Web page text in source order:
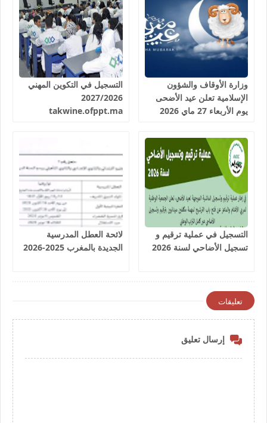
وزارة الأوقاف والشؤون
الإسلامية تعلن عيد الأضحى
يوم الأربعاء 27 ماي 2026
التسجيل في التكوين المهني
2027/2026
takwine.ofppt.ma
التسجيل في عملية ترقيم و
تسجيل الأضاحي لسنة 2026
لائحة العطل المدرسية
الجديدة بالمغرب 2025-2026
تعليقات
إرسال تعليق